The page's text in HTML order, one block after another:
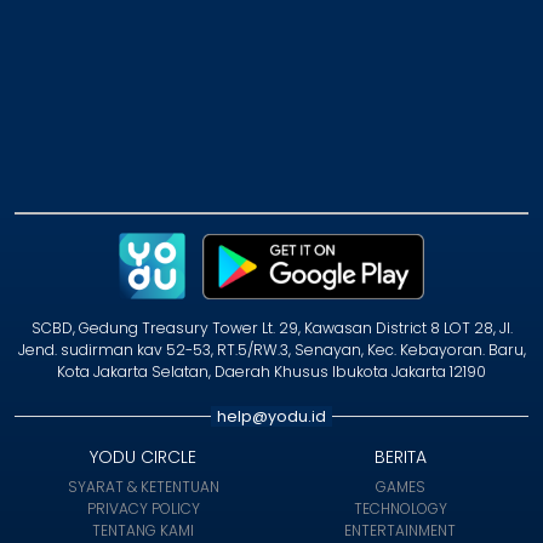
SCBD, Gedung Treasury Tower Lt. 29, Kawasan District 8 LOT 28, Jl.
Jend. sudirman kav 52-53, RT.5/RW.3, Senayan, Kec. Kebayoran. Baru,
Kota Jakarta Selatan, Daerah Khusus Ibukota Jakarta 12190
help@yodu.id
YODU CIRCLE
SYARAT & KETENTUAN
PRIVACY POLICY
TENTANG KAMI
BERITA
GAMES
TECHNOLOGY
ENTERTAINMENT